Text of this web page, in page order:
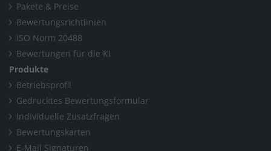
Elektro, Informationstechnik, Telekommunikation /
Systemelektronik
/ satelliten-antennentechniker.eu
Home / Bayern
Pakete & Preise
Bewertungsrichtlinien
ISO Norm 20488
Bewertungen für die KI
Produkte
Betriebsprofil
Gedrucktes Bewertungsformular
Individuelle Zusatzfragen
Bewertungskarten
E-Mail Signaturen